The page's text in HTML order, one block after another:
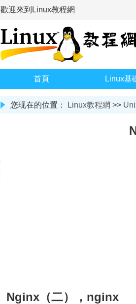
歡迎來到Linux教程網
首頁 Linux基
您现在的位置： Linux教程網 >>
Nginx（二），nginx